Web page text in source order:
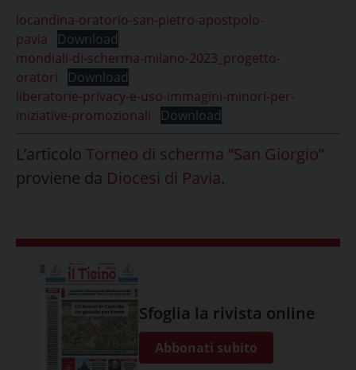
locandina-oratorio-san-pietro-apostpolo-
pavia
Download
mondiali-di-scherma-milano-2023_progetto-
oratori
Download
liberatorie-privacy-e-uso-immagini-minori-per-
iniziative-promozionali
Download
L’articolo Torneo di scherma “San Giorgio”
proviene da Diocesi di Pavia.
Sfoglia la rivista online
Abbonati subito